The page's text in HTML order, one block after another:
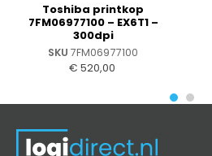
Toshiba printkop
7FM06977100 – EX6T1 –
300dpi
SKU 7FM06977100
€ 520,00